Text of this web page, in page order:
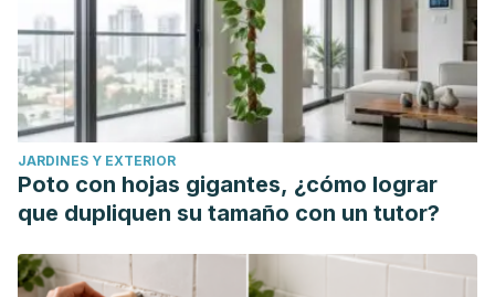
JARDINES Y EXTERIOR
Poto con hojas gigantes, ¿cómo lograr
que dupliquen su tamaño con un tutor?